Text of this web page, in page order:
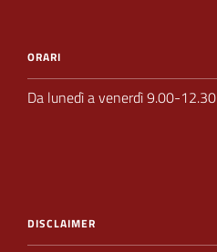
ORARI
Da lunedì a venerdì 9.00-12.30
DISCLAIMER